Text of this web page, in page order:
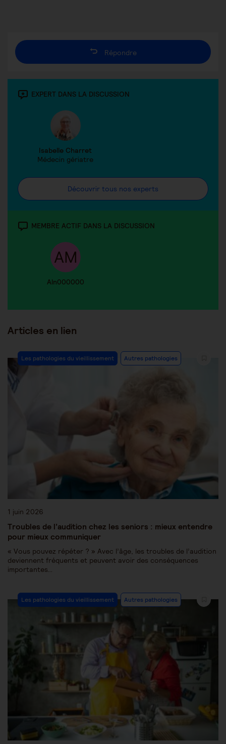
Répondre
EXPERT DANS LA DISCUSSION
Isabelle Charret
Médecin gériatre
Découvrir tous nos experts
MEMBRE ACTIF DANS LA DISCUSSION
Aln000000
Articles en lien
Les pathologies du vieillissement Autres pathologies
1 juin 2026
Troubles de l’audition chez les seniors : mieux entendre
pour mieux communiquer
« Vous pouvez répéter ? » Avec l’âge, les troubles de l’audition
deviennent fréquents et peuvent avoir des conséquences
importantes…
Les pathologies du vieillissement Autres pathologies